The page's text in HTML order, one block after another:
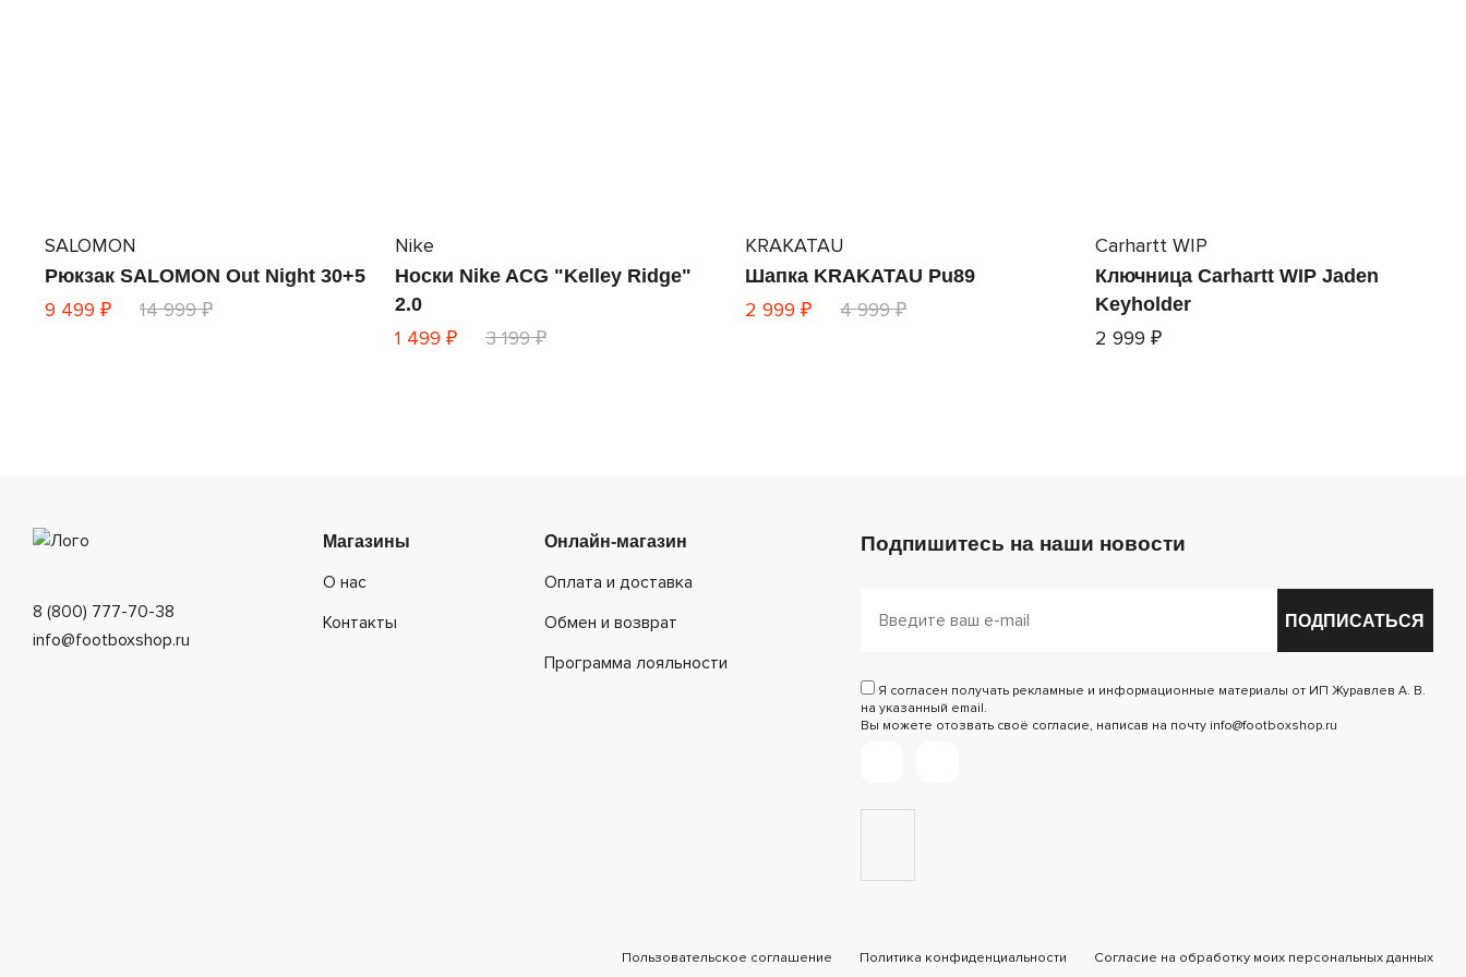
SALOMON
Рюкзак SALOMON Out Night 30+5
9 499 ₽ 14 999 ₽
Nike
Носки Nike ACG "Kelley Ridge"
2.0
1 499 ₽ 3 199 ₽
KRAKATAU
Шапка KRAKATAU Pu89
2 999 ₽ 4 999 ₽
Carhartt WIP
Ключница Carhartt WIP Jaden
Keyholder
2 999 ₽
8 (800) 777-70-38
info@footboxshop.ru
Магазины
О нас
Контакты
Онлайн-магазин
Оплата и доставка
Обмен и возврат
Программа лояльности
Подпишитесь на наши новости
ПОДПИСАТЬСЯ
Я согласен получать рекламные и информационные материалы от ИП Журавлев А. В.
на указанный email.
Вы можете отозвать своё согласие, написав на почту info@footboxshop.ru
Пользовательское соглашение Политика конфиденциальности Согласие на обработку моих персональных данных